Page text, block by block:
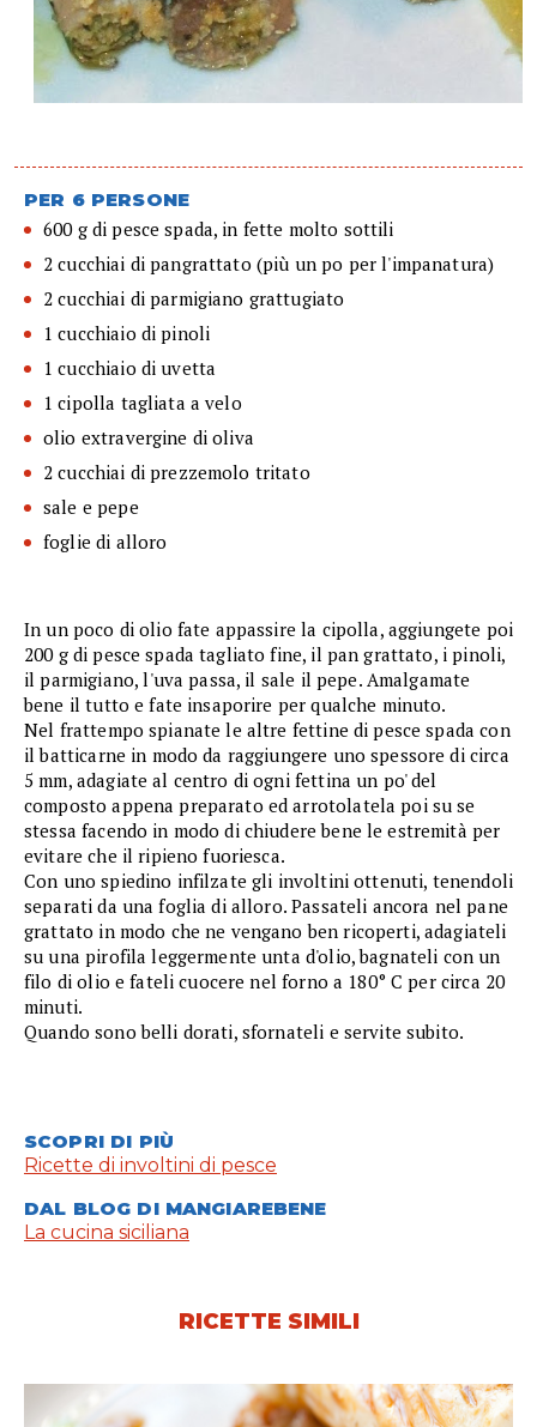
PER 6 PERSONE
600 g di pesce spada, in fette molto sottili
2 cucchiai di pangrattato (più un po per l'impanatura)
2 cucchiai di parmigiano grattugiato
1 cucchiaio di pinoli
1 cucchiaio di uvetta
1 cipolla tagliata a velo
olio extravergine di oliva
2 cucchiai di prezzemolo tritato
sale e pepe
foglie di alloro
In un poco di olio fate appassire la cipolla, aggiungete poi
200 g di pesce spada tagliato fine, il pan grattato, i pinoli,
il parmigiano, l'uva passa, il sale il pepe. Amalgamate
bene il tutto e fate insaporire per qualche minuto.
Nel frattempo spianate le altre fettine di pesce spada con
il batticarne in modo da raggiungere uno spessore di circa
5 mm, adagiate al centro di ogni fettina un po' del
composto appena preparato ed arrotolatela poi su se
stessa facendo in modo di chiudere bene le estremità per
evitare che il ripieno fuoriesca.
Con uno spiedino infilzate gli involtini ottenuti, tenendoli
separati da una foglia di alloro. Passateli ancora nel pane
grattato in modo che ne vengano ben ricoperti, adagiateli
su una pirofila leggermente unta d'olio, bagnateli con un
filo di olio e fateli cuocere nel forno a 180° C per circa 20
minuti.
Quando sono belli dorati, sfornateli e servite subito.
SCOPRI DI PIÙ
Ricette di involtini di pesce
DAL BLOG DI MANGIAREBENE
La cucina siciliana
RICETTE SIMILI